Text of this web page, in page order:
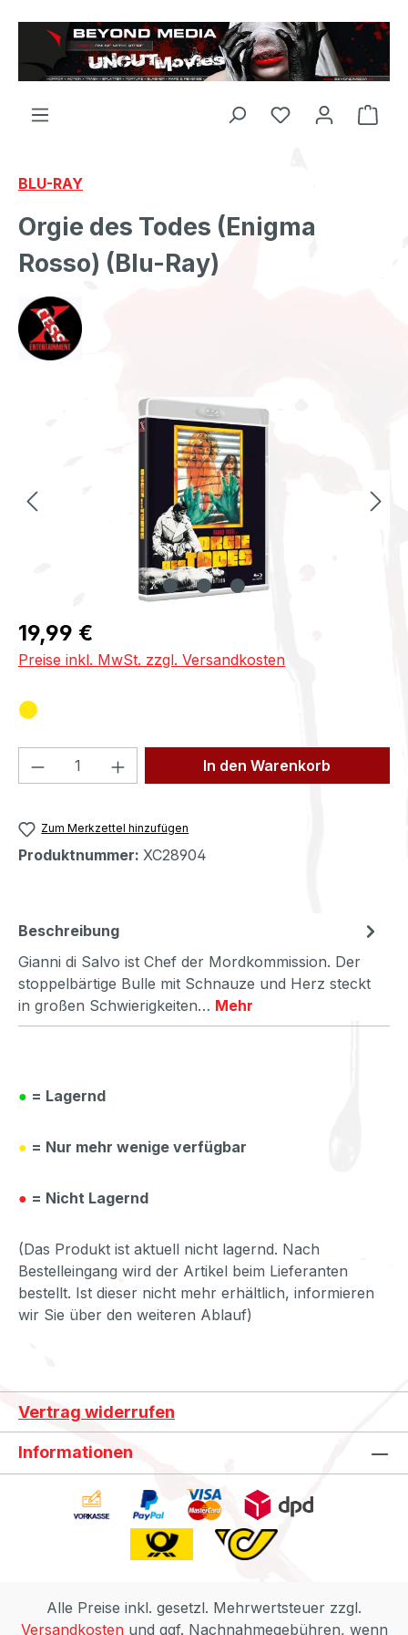
Zum Hauptinhalt springen
BLU-RAY
Orgie des Todes (Enigma
Rosso) (Blu-Ray)
Bildergalerie überspringen
Regulärer Preis:
19,99 €
Preise inkl. MwSt. zzgl. Versandkosten
Produkt Anzahl: Gib denIn den Warenkorb
Zum Merkzettel hinzufügen
Produktnummer: XC28904
Beschreibung
Gianni di Salvo ist Chef der Mordkommission. Der
stoppelbärtige Bulle mit Schnauze und Herz steckt
in großen Schwierigkeiten… Mehr
● = Lagernd
● = Nur mehr wenige verfügbar
● = Nicht Lagernd
(Das Produkt ist aktuell nicht lagernd. Nach
Bestelleingang wird der Artikel beim Lieferanten
bestellt. Ist dieser nicht mehr erhältlich, informieren
wir Sie über den weiteren Ablauf)
Vertrag widerrufen
Informationen
Alle Preise inkl. gesetzl. Mehrwertsteuer zzgl.
Versandkostenund ggf. Nachnahmegebühren, wenn